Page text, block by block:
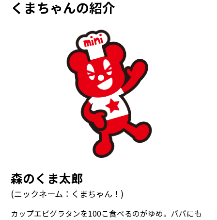
くまちゃんの紹介
森のくま太郎
(ニックネーム：くまちゃん！)
カップエビグラタンを100こ食べるのがゆめ。パパにも